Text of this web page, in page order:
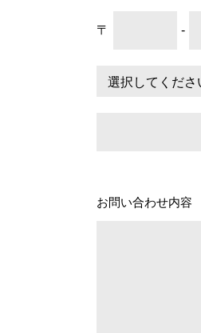
〒 -
お問い合わせ内容